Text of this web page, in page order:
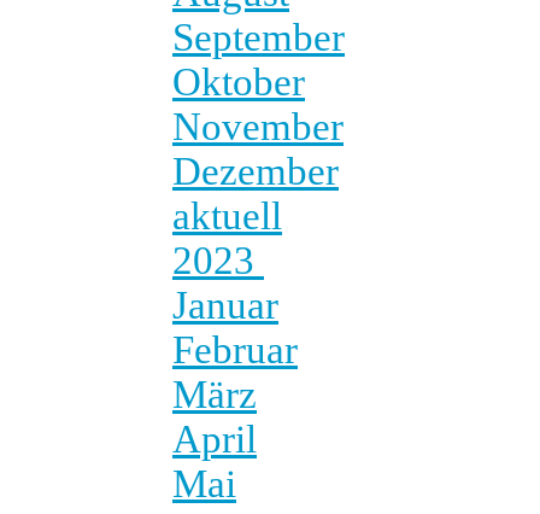
September
Oktober
November
Dezember
aktuell
2023
Januar
Februar
März
April
Mai